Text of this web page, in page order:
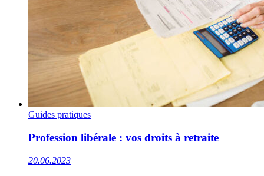
Guides pratiques
Profession libérale : vos droits à retraite
20.06.2023